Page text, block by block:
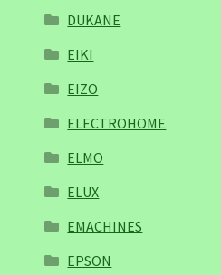
DUKANE
EIKI
EIZO
ELECTROHOME
ELMO
ELUX
EMACHINES
EPSON